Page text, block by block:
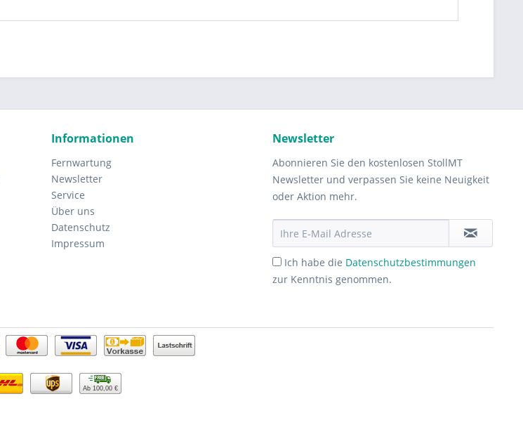
Informationen
Fernwartung
Newsletter
Service
Über uns
Datenschutz
Impressum
Newsletter
Abonnieren Sie den kostenlosen StollMT
Newsletter und verpassen Sie keine Neuigkeit
oder Aktion mehr.
Ich habe die Datenschutzbestimmungen
zur Kenntnis genommen.
Ab 100,00 €